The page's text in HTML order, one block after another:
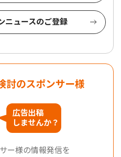
ニュースのご登録
討のスポンサー様
広告出稿
しませんか？
ー様の情報発信を